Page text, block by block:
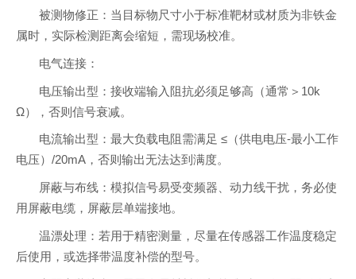
被测物修正：当目标物尺寸小于标准靶材或材质为非铁金
属时，实际检测距离会缩短，需现场校准。
电气连接：
电压输出型：接收端输入阻抗必须足够高（通常＞10k
Ω），否则信号衰减。
电流输出型：最大负载电阻需满足 ≤（供电电压-最小工作
电压）/20mA，否则输出无法达到满度。
屏蔽与布线：模拟信号易受变频器、动力线干扰，务必使
用屏蔽电缆，屏蔽层单端接地。
温漂处理：若用于精密测量，尽量在传感器工作温度稳定
后使用，或选择带温度补偿的型号。